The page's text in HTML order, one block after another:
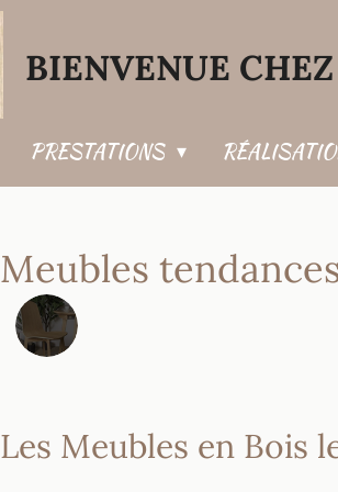
BIENVENUE
PRESTATIONS
Meubles
Les Meubles en Bois